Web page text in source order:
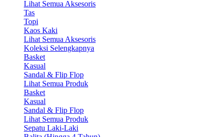
Lihat Semua Aksesoris
Tas
Topi
Kaos Kaki
Lihat Semua Aksesoris
Koleksi Selengkapnya
Basket
Kasual
Sandal & Flip Flop
Lihat Semua Produk
Basket
Kasual
Sandal & Flip Flop
Lihat Semua Produk
Sepatu Laki-Laki